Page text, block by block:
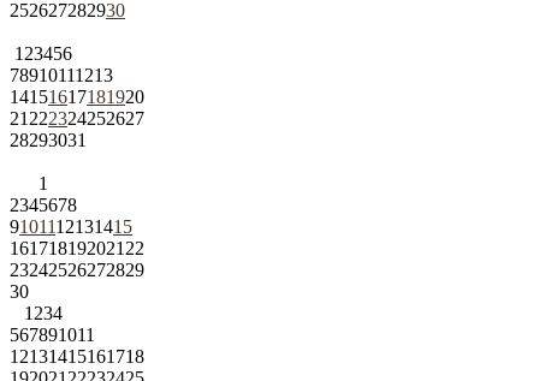
252627282930
1 23456
78910111213
14151617181920
21 222324252627
28293031
1
2345678
9101112131415
161718192021 22
23242526272829
30
1 234
567891011
12131415161718